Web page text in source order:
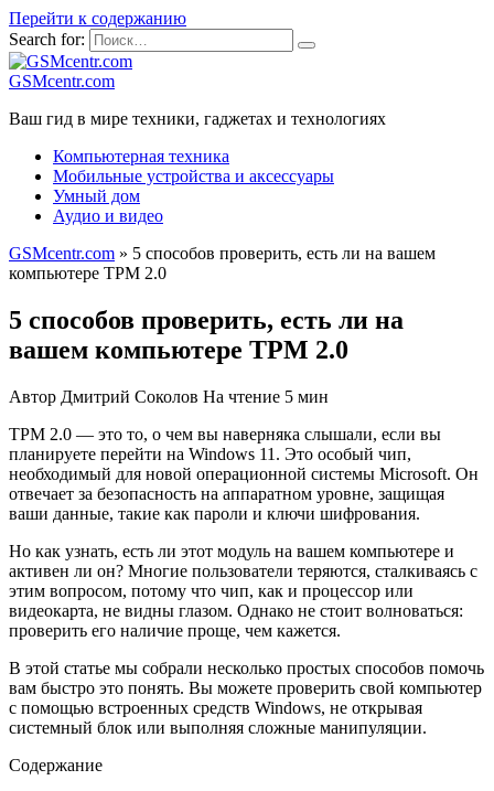
Перейти к содержанию
Search for:
GSMcentr.com
Ваш гид в мире техники, гаджетах и технологиях
Компьютерная техника
Мобильные устройства и аксессуары
Умный дом
Аудио и видео
GSMcentr.com » 5 способов проверить, есть ли на вашем
компьютере TPM 2.0
5 способов проверить, есть ли на
вашем компьютере TPM 2.0
Автор Дмитрий Соколов На чтение 5 мин
TPM 2.0 — это то, о чем вы наверняка слышали, если вы
планируете перейти на Windows 11. Это особый чип,
необходимый для новой операционной системы Microsoft. Он
отвечает за безопасность на аппаратном уровне, защищая
ваши данные, такие как пароли и ключи шифрования.
Но как узнать, есть ли этот модуль на вашем компьютере и
активен ли он? Многие пользователи теряются, сталкиваясь с
этим вопросом, потому что чип, как и процессор или
видеокарта, не видны глазом. Однако не стоит волноваться:
проверить его наличие проще, чем кажется.
В этой статье мы собрали несколько простых способов помочь
вам быстро это понять. Вы можете проверить свой компьютер
с помощью встроенных средств Windows, не открывая
системный блок или выполняя сложные манипуляции.
Содержание